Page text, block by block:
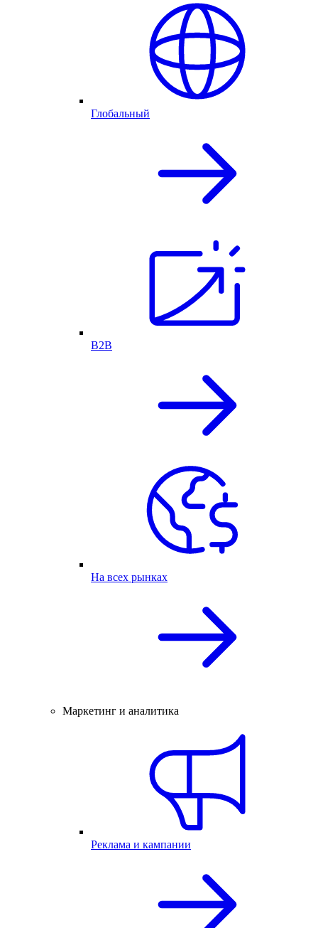
Глобальный
B2B
На всех рынках
Маркетинг и аналитика
Реклама и кампании